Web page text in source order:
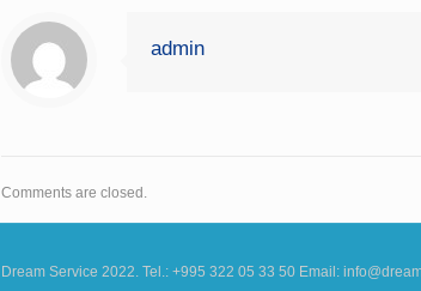
admin
Comments are closed.
Dream Service 2022. Tel.: +995 322 05 33 50 Email: